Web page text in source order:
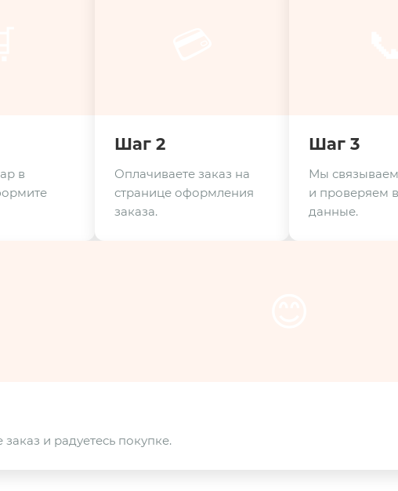
в
Шаг 2
Оплачиваете заказ на
странице оформления
заказа.
Шаг 3
Мы
и проверяем
данные.
и радуетесь покупке.